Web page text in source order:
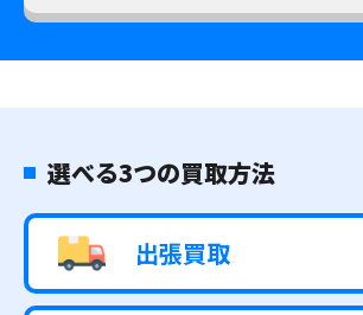
選べる3つの買取方法
出張買取